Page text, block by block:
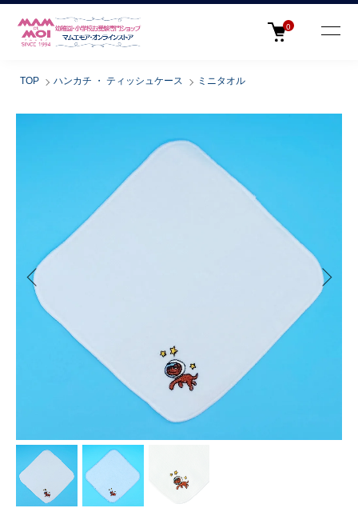
0
TOP ハンカチ ・ ティッシュケース ミニタオル